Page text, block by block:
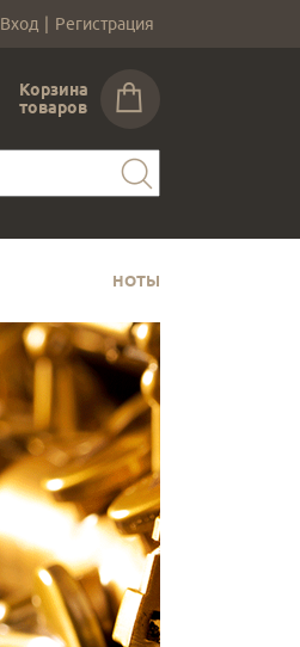
Вход | Регистрация
Корзина
товаров
НОТЫ